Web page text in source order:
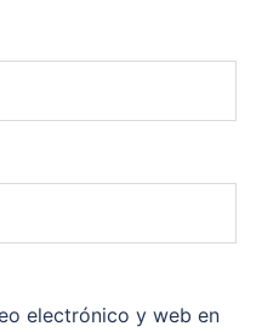
electrónico y web en